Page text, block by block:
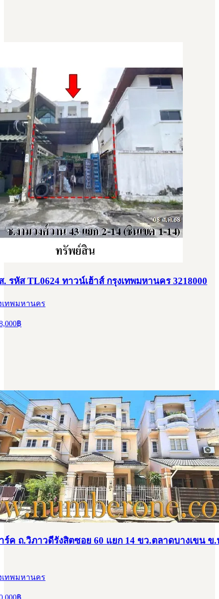
รหัส TL0624 ทาวน์เฮ้าส์ กรุงเทพมหานคร 3218000
เทพมหานคร
฿
ร์ค ถ.วิภาวดีรังสิตซอย 60 แยก 14 ขว.ตลาดบางเขน ข
เทพมหานคร